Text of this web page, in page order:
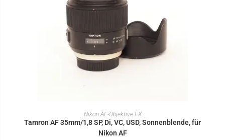
IN DEN WARENKORB
Nikon AF-Objektive FX
Tamron AF 35mm/1,8 SP, Di, VC, USD, Sonnenblende, für
Nikon AF